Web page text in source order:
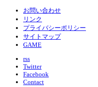
お問い合わせ
リンク
プライバシーポリシー
サイトマップ
GAME
rss
Twitter
Facebook
Contact